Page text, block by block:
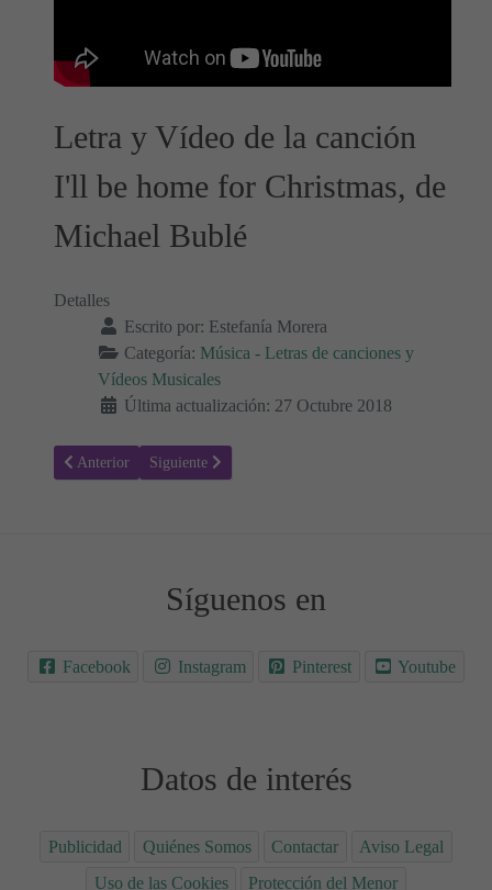
Letra y Vídeo de la canción
I'll be home for Christmas, de
Michael Bublé
Detalles
Escrito por: Estefanía Morera
Categoría: Música - Letras de canciones y
Vídeos Musicales
Última actualización: 27 Octubre 2018
Artículo anterior: Feliz Navidad - Thalía Feat Michael Bublé
Anterior Artículo siguiente: Santa Claus is coming to town -
Siguiente
Síguenos en
Facebook Instagram Pinterest Youtube
Datos de interés
Publicidad Quiénes Somos Contactar
Aviso Legal
Uso de las Cookies
Protección del Menor